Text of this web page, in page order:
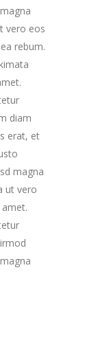
vero eos
rebum.
diam
erat, et
magna
ut vero